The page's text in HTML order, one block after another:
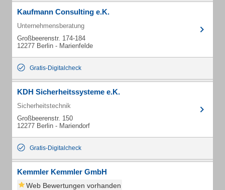
Kaufmann Consulting e.K.
Unternehmensberatung
Großbeerenstr. 174-184
12277 Berlin - Marienfelde
Gratis-Digitalcheck
KDH Sicherheitssysteme e.K.
Sicherheitstechnik
Großbeerenstr. 150
12277 Berlin - Mariendorf
Gratis-Digitalcheck
Kemmler Kemmler GmbH
Web Bewertungen vorhanden